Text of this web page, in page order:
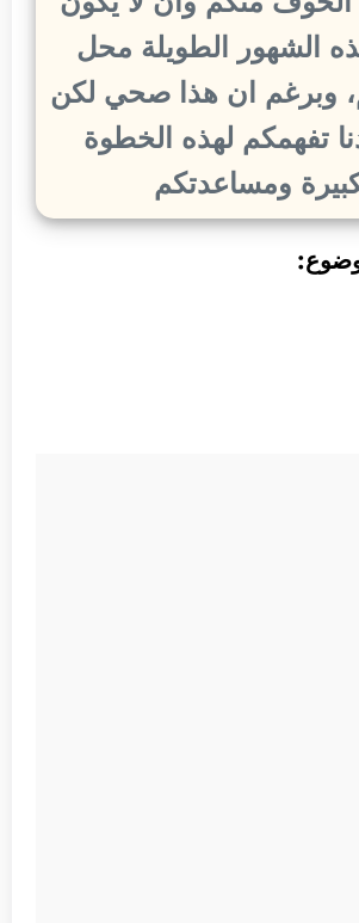
الشهور الطويلة محل
وبرغم ان هذا صحي لكن
تفهمكم لهذه الخطوة
ومساعدتكم